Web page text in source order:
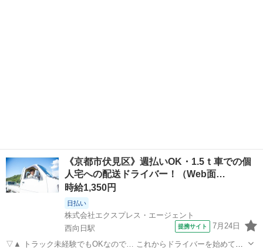
《京都市伏見区》週払いOK・1.5ｔ車での個
人宅への配送ドライバー！（Web面…
時給1,350円
日払い
株式会社エクスプレス・エージェント
西向日駅
提携サイト 7月24日
▽▲ トラック未経験でもOKなので… これからドライバーを始めてみ